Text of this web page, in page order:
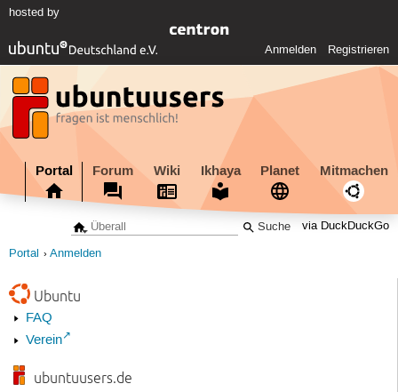
hosted by
Anmelden Registrieren
Portal Forum Wiki Ikhaya Planet Mitmachen
via DuckDuckGo
Portal Anmelden
Ubuntu
FAQ
Verein
ubuntuusers.de